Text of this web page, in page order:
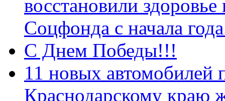
восстановили
Соцфонда с начала
С Днем Победы!!!
11 новых автомобилей
Краснодарскому краю